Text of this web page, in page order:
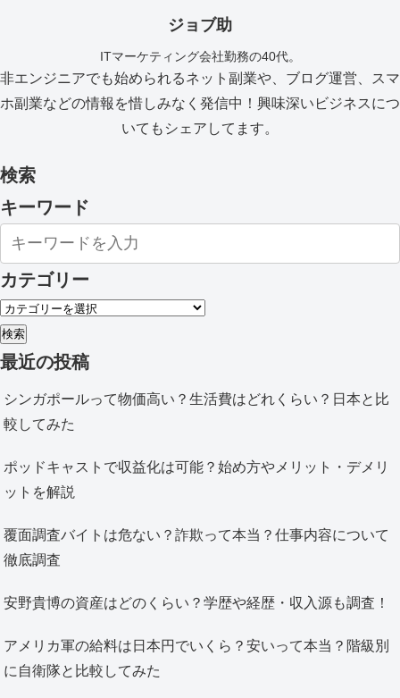
ジョブ助
ITマーケティング会社勤務の40代。
非エンジニアでも始められるネット副業や、ブログ運営、スマ
ホ副業などの情報を惜しみなく発信中！興味深いビジネスにつ
いてもシェアしてます。
検索
キーワード
カテゴリー
検索
最近の投稿
シンガポールって物価高い？生活費はどれくらい？日本と比
較してみた
ポッドキャストで収益化は可能？始め方やメリット・デメリ
ットを解説
覆面調査バイトは危ない？詐欺って本当？仕事内容について
徹底調査
安野貴博の資産はどのくらい？学歴や経歴・収入源も調査！
アメリカ軍の給料は日本円でいくら？安いって本当？階級別
に自衛隊と比較してみた